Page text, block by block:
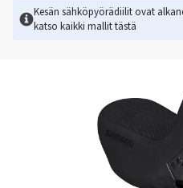
Kesän sähköpyörädiilit ovat
katso kaikki mallittästä